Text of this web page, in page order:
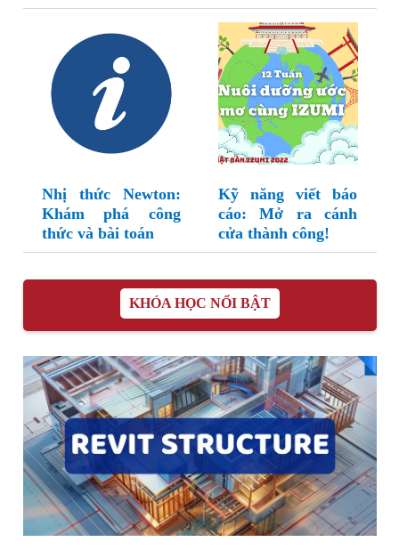
Nhị thức Newton:
Khám phá công
thức và bài toán
Kỹ năng viết báo
cáo: Mở ra cánh
cửa thành công!
KHÓA HỌC NỔI BẬT